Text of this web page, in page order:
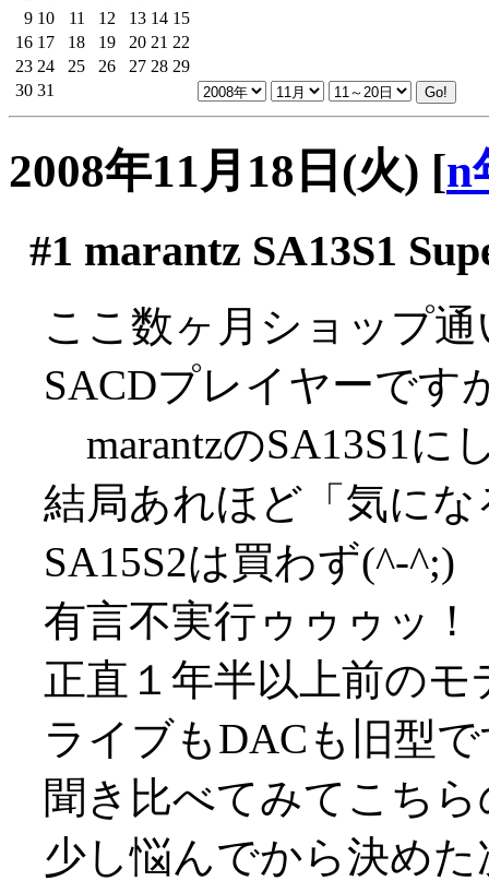
9 10 11 12 13 14 15
16 17 18 19 20 21 22
23 24 25 26 27 28 29
30 31
2008年11月18日(火) [n
#1 marantz SA13S1
ここ数ヶ月ショップ
SACDプレイヤーです
marantzのSA13S1に
結局あれほど「気に
SA15S2は買わず(^-^;)
有言不実行ゥゥゥッ！
正直１年半以上前の
ライブもDACも旧型
聞き比べてみてこち
少し悩んでから決めた